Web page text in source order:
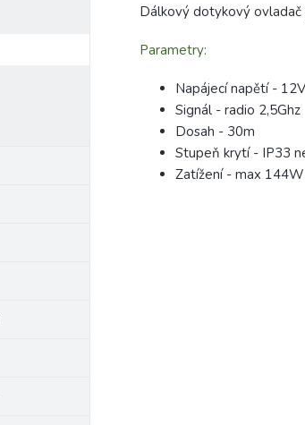
Dálkový dotykový
Parametry:
Napájecí napětí -
Signál - radio 2,5Ghz
Dosah - 30m
Stupeň krytí - IP33
Zatížení - max